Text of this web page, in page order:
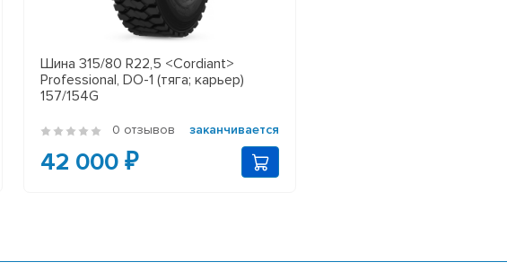
Шина 315/80 R22,5 <Cordiant>
Professional, DO-1 (тяга; карьер)
157/154G
0 отзывов заканчивается
42 000 ₽